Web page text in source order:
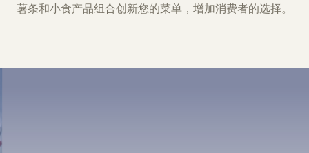
薯条和小食产品组合创新您的菜单，增加消费者的选择。